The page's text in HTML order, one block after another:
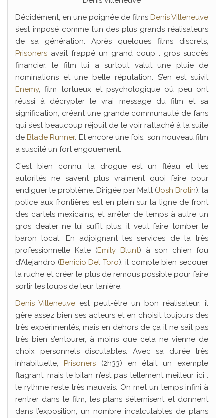
Décidément, en une poignée de films Denis Villeneuve
s’est imposé comme l’un des plus grands réalisateurs
de sa génération. Après quelques films discrets,
Prisoners avait frappé un grand coup : gros succès
financier, le film lui a surtout valut une pluie de
nominations et une belle réputation. S’en est suivit
Enemy, film tortueux et psychologique où peu ont
réussi à décrypter le vrai message du film et sa
signification, créant une grande communauté de fans
qui s’est beaucoup réjouit de le voir rattaché à la suite
de Blade Runner. Et encore une fois, son nouveau film
a suscité un fort engouement.
C’est bien connu, la drogue est un fléau et les
autorités ne savent plus vraiment quoi faire pour
endiguer le problème. Dirigée par Matt (Josh Brolin), la
police aux frontières est en plein sur la ligne de front
des cartels mexicains, et arrêter de temps à autre un
gros dealer ne lui suffit plus, il veut faire tomber le
baron local. En adjoignant les services de la très
professionnelle Kate (Emily Blunt) à son chien fou
d’Alejandro (Benicio Del Toro), il compte bien secouer
la ruche et créer le plus de remous possible pour faire
sortir les loups de leur tanière.
Denis Villeneuve est peut-être un bon réalisateur, il
gère assez bien ses acteurs et en choisit toujours des
très expérimentés, mais en dehors de ça il ne sait pas
très bien s’entourer, à moins que cela ne vienne de
choix personnels discutables. Avec sa durée très
inhabituelle, Prisoners(2h33) en était un exemple
flagrant, mais le bilan n’est pas tellement meilleur ici :
le rythme reste très mauvais. On met un temps infini à
rentrer dans le film, les plans s’éternisent et donnent
dans l’exposition, un nombre incalculables de plans